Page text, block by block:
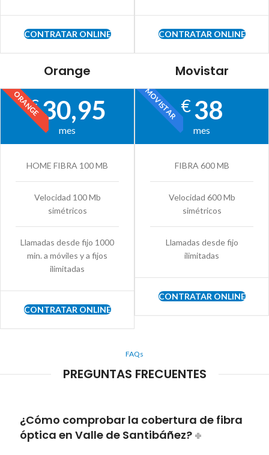
CONTRATAR ONLINE CONTRATAR ONLINE
Orange
ORANGE
€30,95
mes
HOME FIBRA 100 MB
Velocidad 100 Mb
simétricos
Llamadas desde fijo 1000
min. a móviles y a fijos
ilimitadas
CONTRATAR ONLINE
Movistar
MOVISTAR€38
mes
FIBRA 600 MB
Velocidad 600 Mb
simétricos
Llamadas desde fijo
ilimitadas
CONTRATAR ONLINE
FAQs
PREGUNTAS FRECUENTES
¿Cómo comprobar la cobertura de fibra
óptica en Valle de Santibáñez?